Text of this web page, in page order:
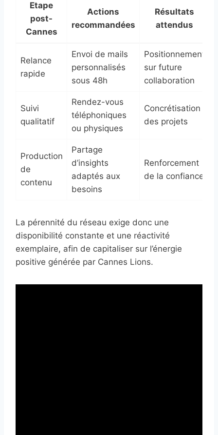
Etape
post-
Cannes
Actions
recommandées
Résultats
attendus
Relance
rapide
Envoi de mails
personnalisés
sous 48h
Positionnement
sur future
collaboration
Suivi
qualitatif
Rendez-vous
téléphoniques
ou physiques
Concrétisation
des projets
Production
de
contenu
Partage
d’insights
adaptés aux
besoins
Renforcement
de la confiance
La pérennité du réseau exige donc une
disponibilité constante et une réactivité
exemplaire, afin de capitaliser sur l’énergie
positive générée par Cannes Lions.